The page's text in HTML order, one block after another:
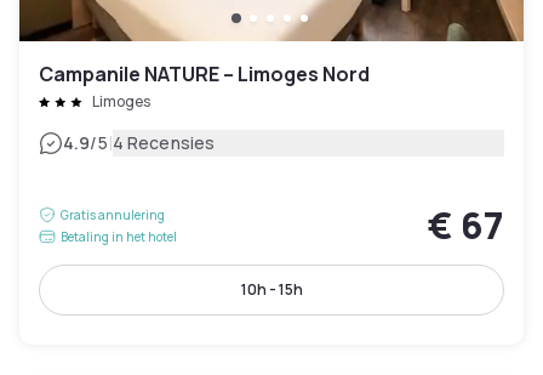
Campanile NATURE – Limoges Nord
Limoges
4.9/5|4 Recensies
Gratis annulering
Betaling in het hotel
€ 67
10h - 15h